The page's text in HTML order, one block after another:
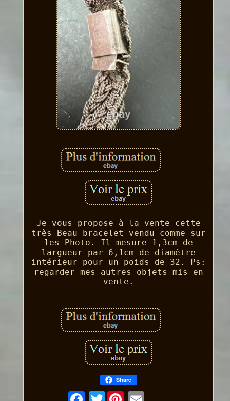
Je vous propose à la vente cette
très Beau bracelet vendu comme sur
les Photo. Il mesure 1,3cm de
largueur par 6,1cm de diamètre
intérieur pour un poids de 32. Ps:
regarder mes autres objets mis en
vente.
Share
Twitter